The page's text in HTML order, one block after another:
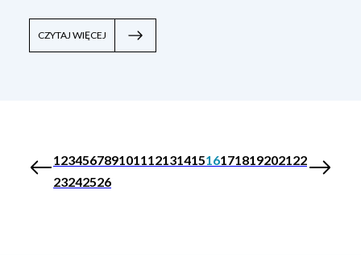
CZYTAJ WIĘCEJ
1 234567891011 12131415161718192021 22
23242526